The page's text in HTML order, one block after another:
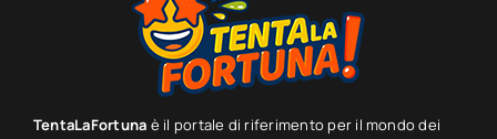
TentaLaFortuna è il portale di riferimento per il mondo dei